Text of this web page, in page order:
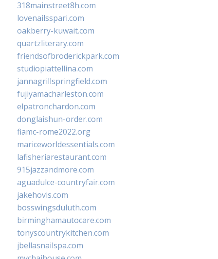
318mainstreet8h.com
lovenailsspari.com
oakberry-kuwait.com
quartzliterary.com
friendsofbroderickpark.com
studiopiattellina.com
jannagrillspringfield.com
fujiyamacharleston.com
elpatronchardon.com
donglaishun-order.com
fiamc-rome2022.org
mariceworldessentials.com
lafisheriarestaurant.com
915jazzandmore.com
aguadulce-countryfair.com
jakehovis.com
bosswingsduluth.com
birminghamautocare.com
tonyscountrykitchen.com
jbellasnailspa.com